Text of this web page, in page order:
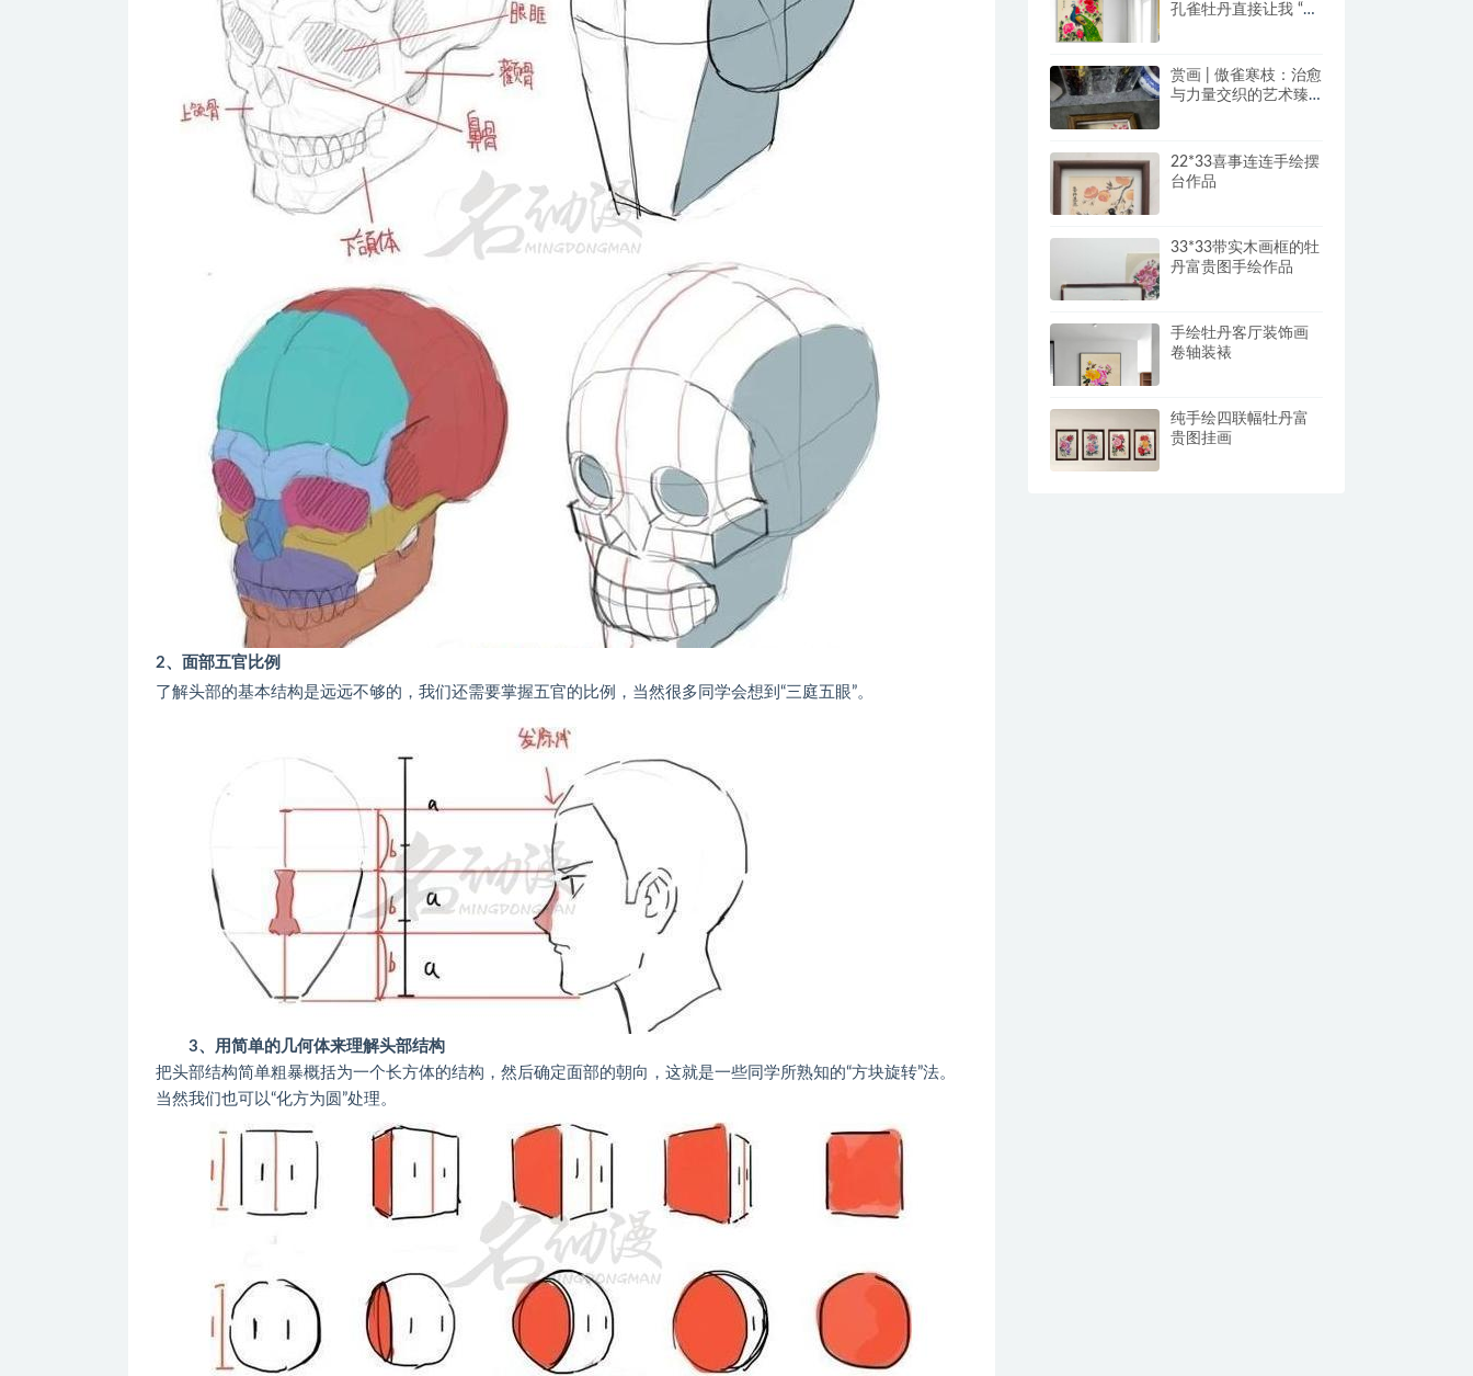
2、面部五官比例
了解头部的基本结构是远远不够的，我们还需要掌握五官的比例，当然很多同学会想到“三庭五眼”。
3、用简单的几何体来理解头部结构
把头部结构简单粗暴概括为一个长方体的结构，然后确定面部的朝向，这就是一些同学所熟知的“方块旋转”法。
当然我们也可以“化方为圆”处理。
孔雀牡丹直接让我 “哇
赏画 | 傲雀寒枝：治愈
与力量交织的艺术臻
22*33喜事连连手绘摆
台作品
33*33带实木画框的牡
丹富贵图手绘作品
手绘牡丹客厅装饰画
卷轴装裱
纯手绘四联幅牡丹富
贵图挂画